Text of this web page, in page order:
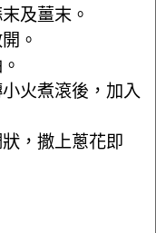
及薑末。
。
火煮滾後，加入
，撒上蔥花即